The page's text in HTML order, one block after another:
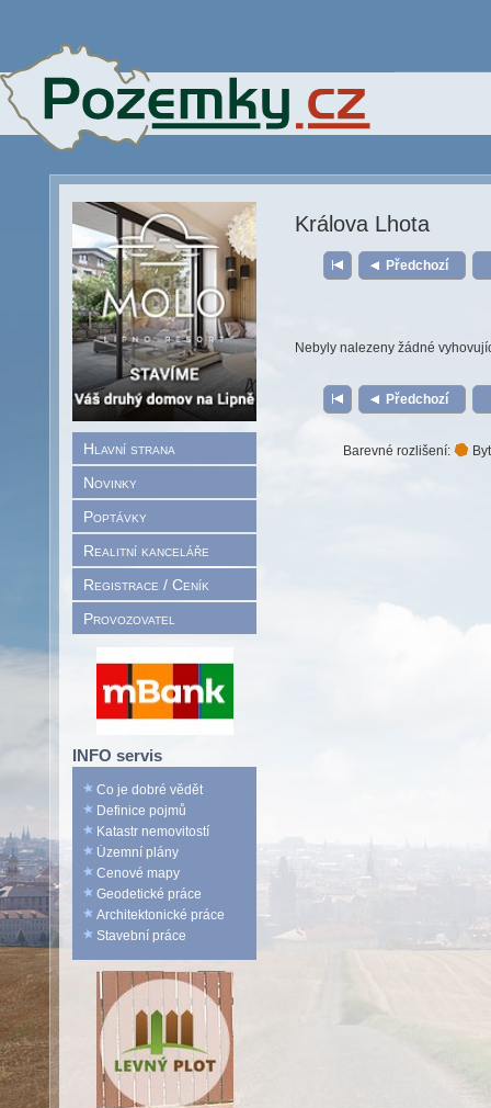
Hlavní strana
Novinky
Poptávky
Realitní kanceláře
Registrace / Ceník
Provozovatel
INFO servis
Co je dobré vědět
Definice pojmů
Katastr nemovitostí
Územní plány
Cenové mapy
Geodetické práce
Architektonické práce
Stavební práce
Králova Lhota
Předchozí
Nebyly nalezeny žádné
Předchozí
Barevné rozlišení: